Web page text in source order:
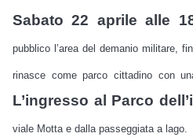
Sabato 22 aprile alle
pubblico l’area del demanio militare,
rinasce come parco cittadino con
L’ingresso al Parco
viale Motta e dalla passeggiata a lago.